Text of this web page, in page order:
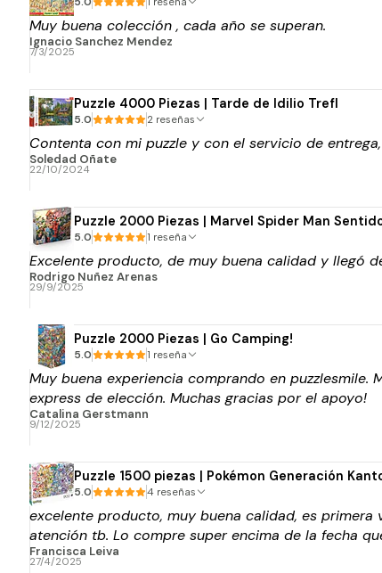
Muy buena colección , cada año se superan.
Ignacio Sanchez Mendez
7/3/2025
Puzzle 4000 Piezas | Tarde de Idilio Trefl
5.0 2 reseñas
Contenta con mi puzzle y con el servicio de
Soledad Oñate
22/10/2024
Puzzle 2000 Piezas | Marvel Spider Man
5.0 1 reseña
Excelente producto, de muy buena calidad y llegó
Rodrigo Nuñez Arenas
29/9/2025
Puzzle 2000 Piezas | Go Camping!
5.0 1 reseña
Muy buena experiencia comprando en
express de elección. Muchas gracias por el apoyo!
Catalina Gerstmann
9/12/2025
Puzzle 1500 piezas | Pokémon Generación
5.0 4 reseñas
excelente producto, muy buena calidad, es
atención tb. Lo compre super encima de la fecha
Francisca Leiva
27/4/2025